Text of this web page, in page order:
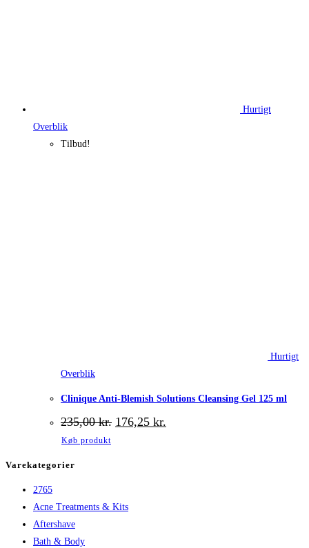
Hurtigt
Overblik
Tilbud!
Hurtigt
Overblik
Clinique Anti-Blemish Solutions Cleansing Gel 125 ml
235,00kr. Den
oprindelige
176,25 kr.
aktuelle
Køb produkt
Varekategorier
2765
Acne Treatments & Kits
Aftershave
Bath & Body